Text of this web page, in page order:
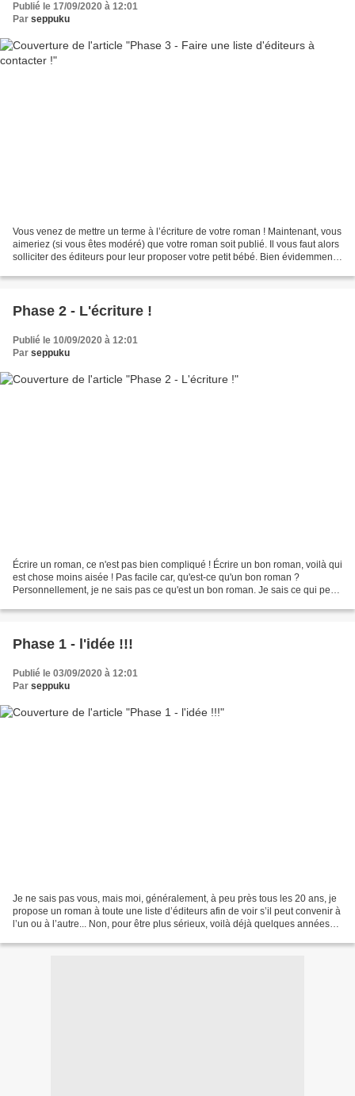
Publié le 17/09/2020 à 12:01
Par seppuku
Vous venez de mettre un terme à l’écriture de votre roman ! Maintenant, vous
aimeriez (si vous êtes modéré) que votre roman soit publié. Il vous faut alors
solliciter des éditeurs pour leur proposer votre petit bébé. Bien évidemment,
Phase 2 - L'écriture !
Publié le 10/09/2020 à 12:01
Par seppuku
Écrire un roman, ce n'est pas bien compliqué ! Écrire un bon roman, voilà qui
est chose moins aisée ! Pas facile car, qu'est-ce qu'un bon roman ?
Personnellement, je ne sais pas ce qu'est un bon roman. Je sais ce qui peut
Phase 1 - l'idée !!!
Publié le 03/09/2020 à 12:01
Par seppuku
Je ne sais pas vous, mais moi, généralement, à peu près tous les 20 ans, je
propose un roman à toute une liste d’éditeurs afin de voir s’il peut convenir à
l’un ou à l’autre... Non, pour être plus sérieux, voilà déjà quelques années